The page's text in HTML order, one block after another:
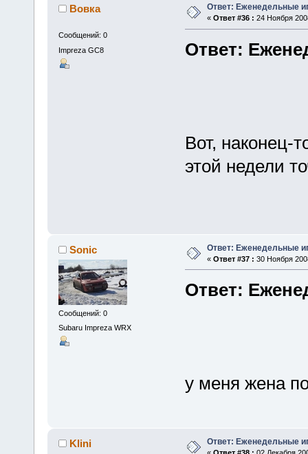
Вовка
Сообщений: 0
Impreza GC8
Ответ: Еженедельные
« Ответ #36 : 24 Ноября
Ответ:
Вот, наконец-
этой недели
Sonic
Сообщений: 0
Subaru Impreza WRX
Ответ: Еженедельные
« Ответ #37 : 30 Ноября
Ответ:
у меня жена
Klini Ответ: Еженедельные